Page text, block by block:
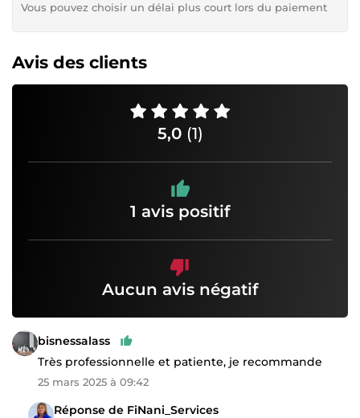
Vous pouvez choisir un délai plus court lors du paiement
Avis des clients
5,0 (1)
1 avis positif
Aucun avis négatif
bisnessalass
Très professionnelle et patiente, je recommande
25 mars 2025 à 09:42
Réponse de FiNani_Services